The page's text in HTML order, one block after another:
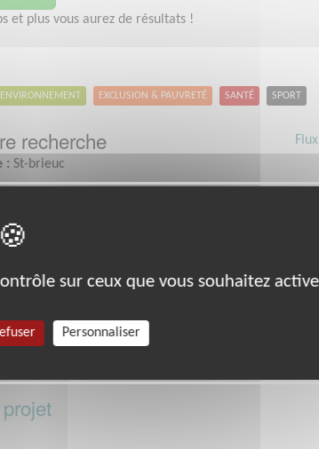
et plus vous aurez de résultats !
ENVIRONNEMENT EXCLUSION & PAUVRETÉ SANTÉ SPORT
recherche
: St-brieuc
sur ceux que vous souhaitez
Personnaliser